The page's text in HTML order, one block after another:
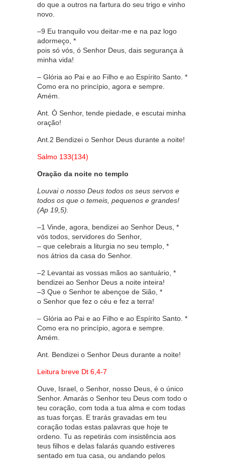
do que a outros na fartura do seu trigo e vinho
novo.
–9 Eu tranquilo vou deitar-me e na paz logo
adormeço, *
pois só vós, ó Senhor Deus, dais segurança à
minha vida!
– Glória ao Pai e ao Filho e ao Espírito Santo. *
Como era no princípio, agora e sempre.
Amém.
Ant. Ó Senhor, tende piedade, e escutai minha
oração!
Ant.2 Bendizei o Senhor Deus durante a noite!
Salmo 133(134)
Oração da noite no templo
Louvai o nosso Deus todos os seus servos e
todos os que o temeis, pequenos e grandes!
(Ap 19,5).
–1 Vinde, agora, bendizei ao Senhor Deus, *
vós todos, servidores do Senhor,
– que celebrais a liturgia no seu templo, *
nos átrios da casa do Senhor.
–2 Levantai as vossas mãos ao santuário, *
bendizei ao Senhor Deus a noite inteira!
–3 Que o Senhor te abençoe de Sião, *
o Senhor que fez o céu e fez a terra!
– Glória ao Pai e ao Filho e ao Espírito Santo. *
Como era no princípio, agora e sempre.
Amém.
Ant. Bendizei o Senhor Deus durante a noite!
Leitura breve Dt 6,4-7
Ouve, Israel, o Senhor, nosso Deus, é o único
Senhor. Amarás o Senhor teu Deus com todo o
teu coração, com toda a tua alma e com todas
as tuas forças. E trarás gravadas em teu
coração todas estas palavras que hoje te
ordeno. Tu as repetirás com insistência aos
teus filhos e delas falarás quando estiveres
sentado em tua casa, ou andando pelos